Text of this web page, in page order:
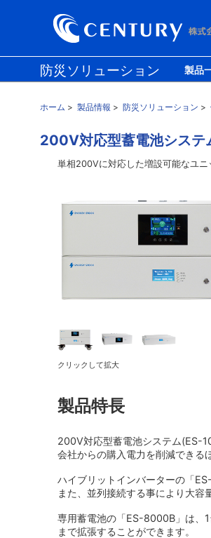
防災ソリューション 製品
ホーム > 製品情報 > 防災ソリューション >
200V対応型蓄電池システ
単相200Vに対応した増設可能なユ
クリックして拡大
製品特長
200V対応型蓄電池システム(ES-
会社からの購入電力を削減できる
ハイブリットインバーターの「
また、並列接続する事により大容
専用蓄電池の「ES-8000B」は、
まで拡張することができます。